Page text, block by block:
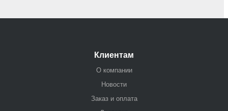
Клиентам
О компании
Новости
Заказ и оплата